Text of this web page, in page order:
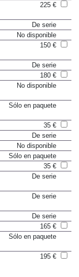
225 €
De serie
No disponible
150 €
De serie
180 €
No disponible
Sólo en paquete
35 €
De serie
No disponible
Sólo en paquete
35 €
De serie
De serie
De serie
165 €
Sólo en paquete
195 €